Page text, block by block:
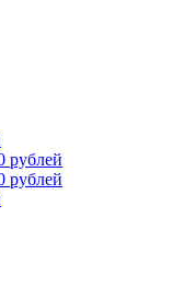
рублей
рублей